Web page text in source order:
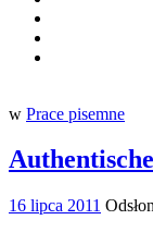
w Prace pisemne
16 lipca 2011